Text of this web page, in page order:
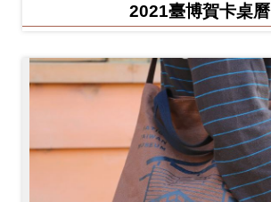
2021臺博賀卡桌曆